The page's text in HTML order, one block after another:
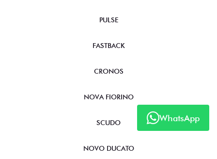
WhatsApp
PULSE
FASTBACK
CRONOS
NOVA FIORINO
SCUDO
NOVO DUCATO